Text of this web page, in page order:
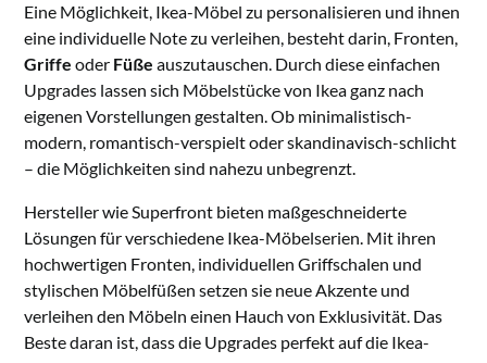
Eine Möglichkeit, Ikea-Möbel zu personalisieren und ihnen
eine individuelle Note zu verleihen, besteht darin, Fronten,
Griffe oder Füße auszutauschen. Durch diese einfachen
Upgrades lassen sich Möbelstücke von Ikea ganz nach
eigenen Vorstellungen gestalten. Ob minimalistisch-
modern, romantisch-verspielt oder skandinavisch-schlicht
– die Möglichkeiten sind nahezu unbegrenzt.
Hersteller wie Superfront bieten maßgeschneiderte
Lösungen für verschiedene Ikea-Möbelserien. Mit ihren
hochwertigen Fronten, individuellen Griffschalen und
stylischen Möbelfüßen setzen sie neue Akzente und
verleihen den Möbeln einen Hauch von Exklusivität. Das
Beste daran ist, dass die Upgrades perfekt auf die Ikea-